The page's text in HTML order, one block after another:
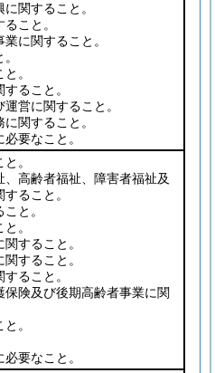
関すること。
こと。
に関すること。
。
ること。
営に関すること。
関すること。
要なこと。
。
、高齢者福祉、障害者福祉及
ること。
と。
。
すること。
すること。
ること。
保険及び後期高齢者事業に関
。
要なこと。